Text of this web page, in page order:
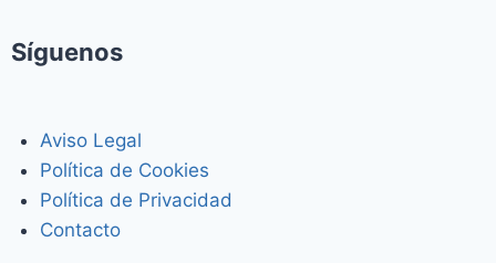
Síguenos
Aviso Legal
Política de Cookies
Política de Privacidad
Contacto